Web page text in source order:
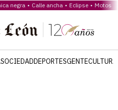
negra Calle ancha Eclipse Motos
SOCIEDADDEPORTESGENTECULTURA